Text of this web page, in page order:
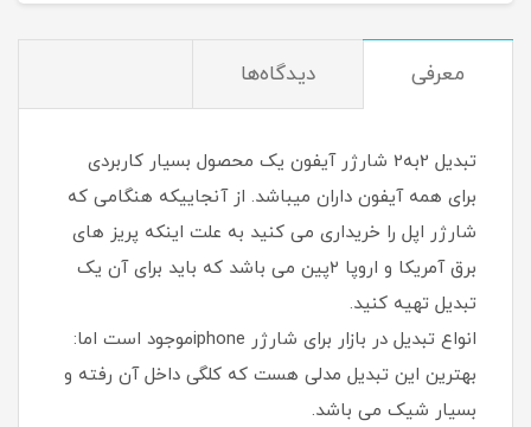
معرفی دیدگاه‌ها
تبدیل 2به2 شارژر آیفون یک محصول بسیار کاربردی
برای همه آیفون داران میباشد. از آنجاییکه هنگامی که
شارژر اپل را خریداری می کنید به علت اینکه پریز های
برق آمریکا و اروپا ۲پین می باشد که باید برای آن یک
تبدیل تهیه کنید.
انواع تبدیل در بازار برای شارژر iphoneموجود است اما:
بهترین این تبدیل مدلی هست که کلگی داخل آن رفته و
بسیار شیک می باشد.